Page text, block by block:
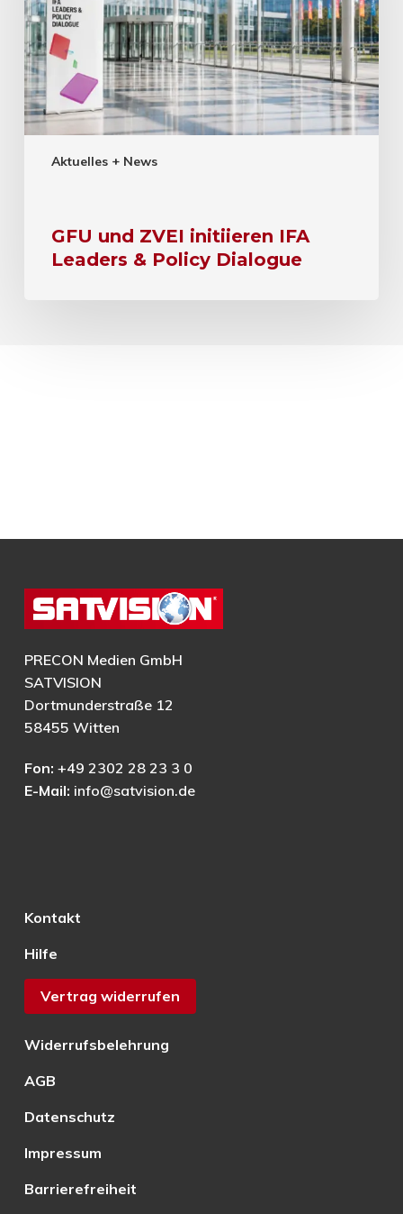
Aktuelles + News
GFU und ZVEI initiieren IFA
Leaders & Policy Dialogue
PRECON Medien GmbH
SATVISION
Dortmunderstraße 12
58455 Witten
Fon: +49 2302 28 23 3 0
E-Mail: info@satvision.de
Kontakt
Hilfe
Vertrag widerrufen
Widerrufsbelehrung
AGB
Datenschutz
Impressum
Barrierefreiheit